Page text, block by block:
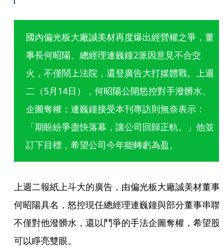
國內偏光板大廠誠美材再度爆出經營權之爭，董
事長何昭陽、總經理連巍鐘2派因意見不合交
火，不僅鬧上法院，還登廣告大打媒體戰。上週
二（5月14日），何昭陽公開怒控對手潑髒水、
企圖奪權；連巍鐘接受本刊專訪則無奈表示：
「期盼紛爭盡快落幕，讓公司回歸正軌。」他並
訂下目標，希望公司今年能轉虧為盈。
上週二報紙上斗大的廣告，由偏光板大廠誠美材董事
何昭陽具名，怒控現任總經理連巍鐘與部分董事串聯
不僅對他潑髒水，還以鬥爭的手法企圖奪權，希望股
可以睜亮雙眼。